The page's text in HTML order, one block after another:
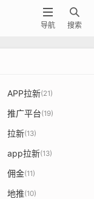

搜索

导航
APP拉新(21)
推广平台(19)
拉新(13)
app拉新(13)
佣金(11)
地推(10)